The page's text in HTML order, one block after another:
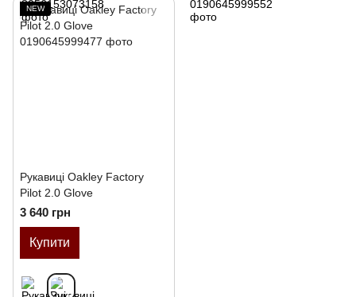
NEW
Рукавиці Oakley Factory
Pilot 2.0 Glove
3 640 грн
Купити